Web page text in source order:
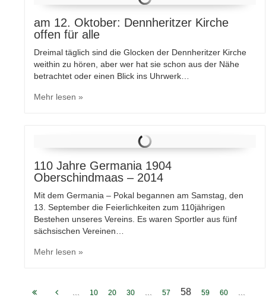
am 12. Oktober: Dennheritzer Kirche
offen für alle
Dreimal täglich sind die Glocken der Dennheritzer Kirche
weithin zu hören, aber wer hat sie schon aus der Nähe
betrachtet oder einen Blick ins Uhrwerk…
Mehr lesen »
110 Jahre Germania 1904
Oberschindmaas – 2014
Mit dem Germania – Pokal begannen am Samstag, den
13. September die Feierlichkeiten zum 110jährigen
Bestehen unseres Vereins. Es waren Sportler aus fünf
sächsischen Vereinen…
Mehr lesen »
10 20 30 57 58 59 60